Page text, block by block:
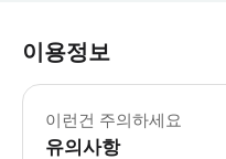
이용정보
이런건 주의하세요
유의사항